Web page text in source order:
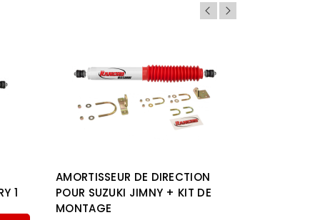
1
AMORTISSEUR DE DIRECTION
POUR SUZUKI JIMNY + KIT DE
MONTAGE